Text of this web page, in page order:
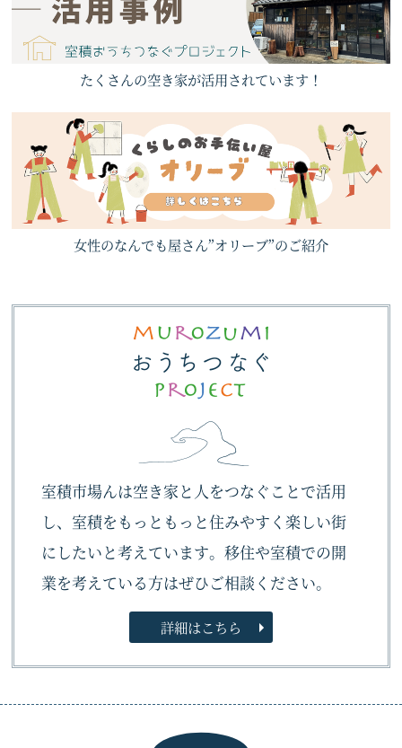
たくさんの空き家が活用されています！
女性のなんでも屋さん”オリーブ”のご紹介
室積市場んは空き家と人をつなぐことで活用
し、室積をもっともっと住みやすく楽しい街
にしたいと考えています。移住や室積での開
業を考えている方はぜひご相談ください。
詳細はこちら